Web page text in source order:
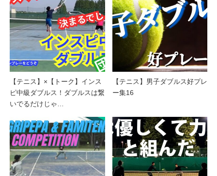
【テニス】×【トーク】インス
ピ中級ダブルス！ダブルスは繋
いでるだけじゃ…
【テニス】男子ダブルス好プレ
ー集16